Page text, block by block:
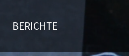
BERICHTE